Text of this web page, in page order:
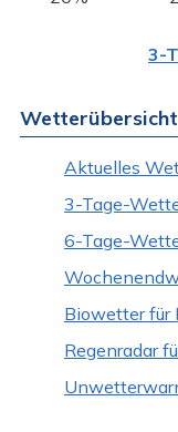
3-
Aktuelles
3-Tage-
6-Tage-
Biowetter für
Regenradar